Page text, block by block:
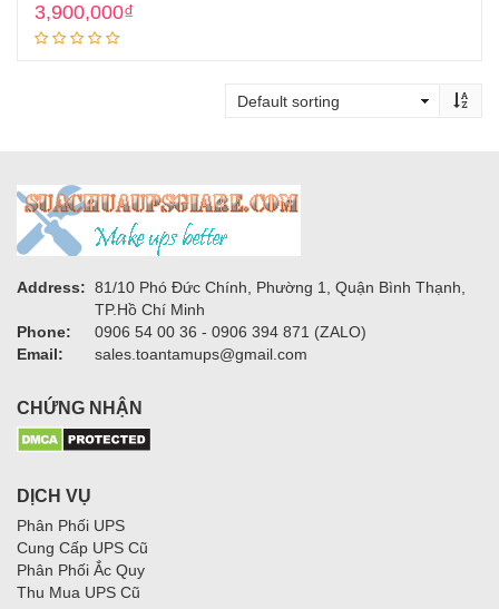
3,900,000₫
Address: 81/10 Phó Đức Chính, Phường 1, Quận Bình Thạnh,
TP.Hồ Chí Minh
Phone:
0906 54 00 36 - 0906 394 871 (ZALO)
Email:
sales.toantamups@gmail.com
CHỨNG NHẬN
DỊCH VỤ
Phân Phối UPS
Cung Cấp UPS Cũ
Phân Phối Ắc Quy
Thu Mua UPS Cũ